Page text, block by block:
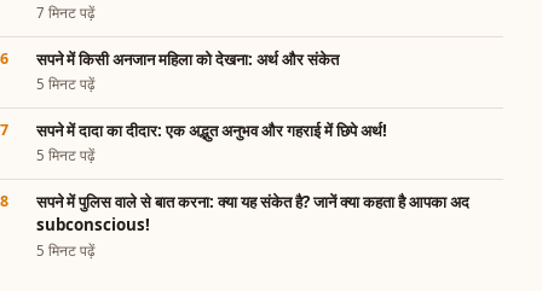
7 मिनट पढ़ें
सपने में किसी अनजान महिला को देखना: अर्थ और संकेत
5 मिनट पढ़ें
सपने में दादा का दीदार: एक अद्भुत अनुभव और गहराई में छिपे अर्थ!
5 मिनट पढ़ें
सपने में पुलिस वाले से बात करना: क्या यह संकेत है? जानें क्या कहता है आपका अद
subconscious!
5 मिनट पढ़ें